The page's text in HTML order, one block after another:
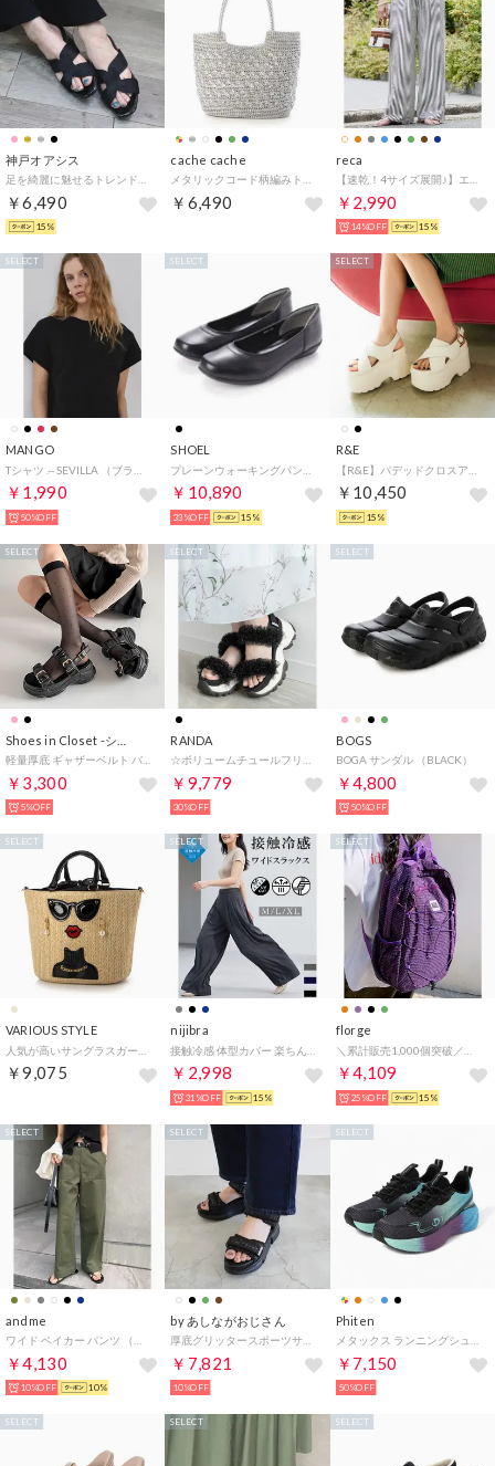
神戸オアシス
￥6,490
15%
cache cache
￥6,490
reca
￥2,990
14%OFF 15%
MANGO
￥1,990
SELECT
50%OFF
SHOEL
￥10,890
SELECT
33%OFF 15%
R&E
￥10,450
SELECT
15%
￥3,300
SELECT
5%OFF
RANDA
￥9,779
SELECT
30%OFF
BOGS
BOGA サンダル （BLACK）
￥4,800
SELECT
50%OFF
VARIOUS STYLE
￥9,075
SELECT
nijibra
￥2,998
SELECT
31%OFF 15%
florge
￥4,109
SELECT
25%OFF 15%
andme
￥4,130
SELECT
10%OFF 10%
by あしながおじさん
￥7,821
SELECT
10%OFF
Phiten
￥7,150
SELECT
50%OFF
SELECT SELECT SELECT